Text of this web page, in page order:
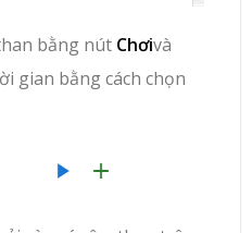
bằng nút Chơivà
gian bằng cách chọn